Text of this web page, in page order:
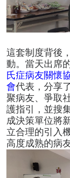
這套制度背後
動。當天出席
氏症病友關懷
會代表，分享
聚病友、爭取
護指引，並搜
成決策單位將
立合理的引入
高度成熟的病